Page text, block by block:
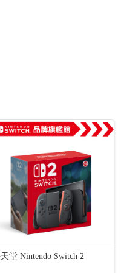
堂 Nintendo Switch 2